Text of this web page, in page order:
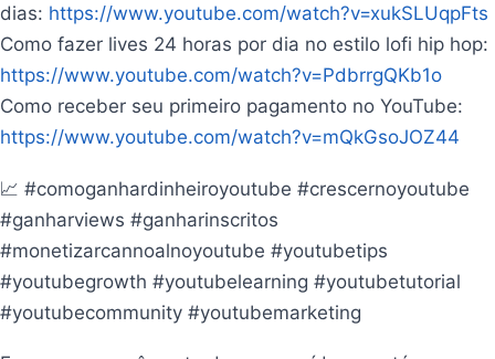
dias: https://www.youtube.com/watch?v=xukSLUqpFts
Como fazer lives 24 horas por dia no estilo lofi hip hop:
https://www.youtube.com/watch?v=PdbrrgQKb1o
Como receber seu primeiro pagamento no YouTube:
https://www.youtube.com/watch?v=mQkGsoJOZ44
📈 #comoganhardinheiroyoutube #crescernoyoutube
#ganharviews #ganharinscritos
#monetizarcannoalnoyoutube #youtubetips
#youtubegrowth #youtubelearning #youtubetutorial
#youtubecommunity #youtubemarketing